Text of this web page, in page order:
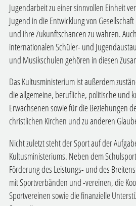
Jugendarbeit zu einer sinnvollen Einheit
Jugend in die Entwicklung von
und ihre Zukunftschancen zu wahren.
internationalen Schüler- und
und Musikschulen gehören in diesen
Das Kultusministerium ist außerdem
die allgemeine, berufliche, politische und
Erwachsenen sowie für die Beziehungen
christlichen Kirchen und zu anderen
Nicht zuletzt steht der Sport auf der
Kultusministeriums. Neben dem
Förderung des Leistungs- und des
mit Sportverbänden und -vereinen, die
Sportvereinen sowie die finanzielle